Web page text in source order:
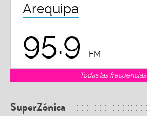
Arequipa
95.9 FM
Todas las frecuencias
SuperZónica